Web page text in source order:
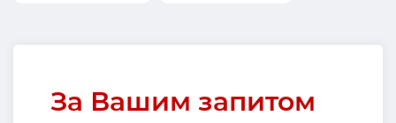
За Вашим запитом